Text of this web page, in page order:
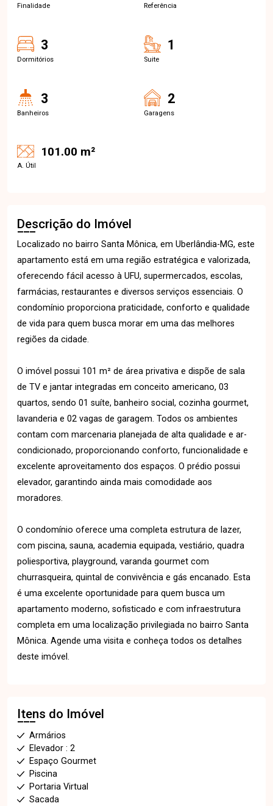
Finalidade Referência
3
Dormitórios
1
Suite
3
Banheiros
2
Garagens
101.00 m²
A. Útil
Descrição do Imóvel
Localizado no bairro Santa Mônica, em Uberlândia-MG, este
apartamento está em uma região estratégica e valorizada,
oferecendo fácil acesso à UFU, supermercados, escolas,
farmácias, restaurantes e diversos serviços essenciais. O
condomínio proporciona praticidade, conforto e qualidade
de vida para quem busca morar em uma das melhores
regiões da cidade.
O imóvel possui 101 m² de área privativa e dispõe de sala
de TV e jantar integradas em conceito americano, 03
quartos, sendo 01 suíte, banheiro social, cozinha gourmet,
lavanderia e 02 vagas de garagem. Todos os ambientes
contam com marcenaria planejada de alta qualidade e ar-
condicionado, proporcionando conforto, funcionalidade e
excelente aproveitamento dos espaços. O prédio possui
elevador, garantindo ainda mais comodidade aos
moradores.
O condomínio oferece uma completa estrutura de lazer,
com piscina, sauna, academia equipada, vestiário, quadra
poliesportiva, playground, varanda gourmet com
churrasqueira, quintal de convivência e gás encanado. Esta
é uma excelente oportunidade para quem busca um
apartamento moderno, sofisticado e com infraestrutura
completa em uma localização privilegiada no bairro Santa
Mônica. Agende uma visita e conheça todos os detalhes
deste imóvel.
Itens do Imóvel
Armários
Elevador : 2
Espaço Gourmet
Piscina
Portaria Virtual
Sacada